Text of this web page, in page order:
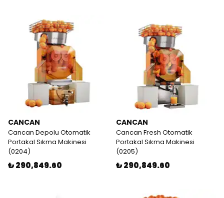
CANCAN
Cancan Depolu Otomatik
Portakal Sıkma Makinesi
(0204)
₺ 290,849.60
CANCAN
Cancan Fresh Otomatik
Portakal Sıkma Makinesi
(0205)
₺ 290,849.60